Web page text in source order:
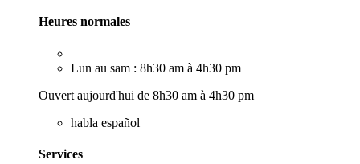
Heures normales
Lun au sam : 8h30 am à 4h30 pm
Ouvert aujourd'hui de 8h30 am à 4h30 pm
habla español
Services